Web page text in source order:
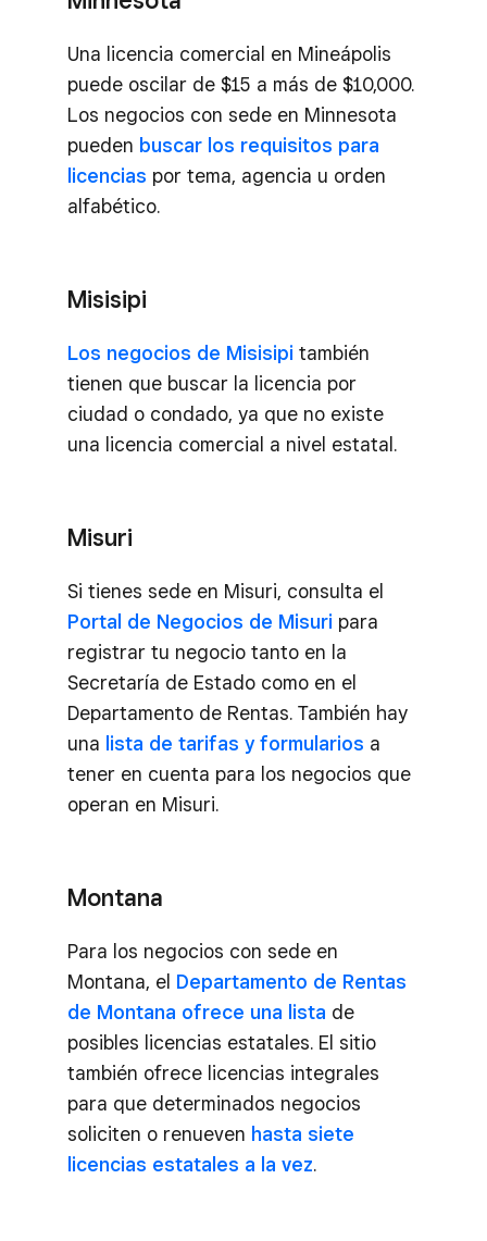
Una licencia comercial en Mineápolis
puede oscilar de $15 a más de $10,000.
Los negocios con sede en Minnesota
pueden buscar los requisitos para
licencias por tema, agencia u orden
alfabético.
Misisipi
Los negocios de Misisipi también
tienen que buscar la licencia por
ciudad o condado, ya que no existe
una licencia comercial a nivel estatal.
Misuri
Si tienes sede en Misuri, consulta el
Portal de Negocios de Misuri para
registrar tu negocio tanto en la
Secretaría de Estado como en el
Departamento de Rentas. También hay
una lista de tarifas y formularios a
tener en cuenta para los negocios que
operan en Misuri.
Montana
Para los negocios con sede en
Montana, el Departamento de Rentas
de Montana ofrece una lista de
posibles licencias estatales. El sitio
también ofrece licencias integrales
para que determinados negocios
soliciten o renueven hasta siete
licencias estatales a la vez.